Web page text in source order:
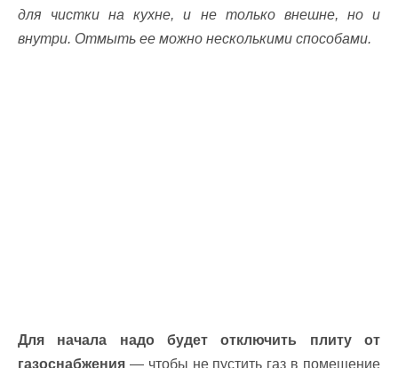
для чистки на кухне, и не только внешне, но и
внутри. Отмыть ее можно несколькими способами.
Для начала надо будет отключить плиту от
газоснабжения — чтобы не пустить газ в помещение